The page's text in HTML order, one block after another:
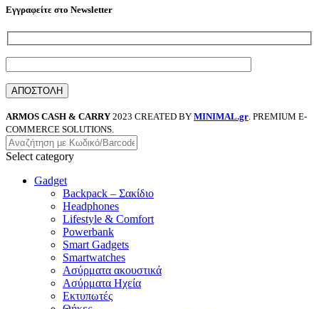
Εγγραφείτε στο Newsletter
ARMOS CASH & CARRY 2023 CREATED BY MINIMAL.gr . PREMIUM E-
COMMERCE SOLUTIONS.
Select category
Gadget
Backpack – Σακίδιο
Headphones
Lifestyle & Comfort
Powerbank
Smart Gadgets
Smartwatches
Ασύρματα ακουστικά
Ασύρματα Ηχεία
Εκτυπωτές